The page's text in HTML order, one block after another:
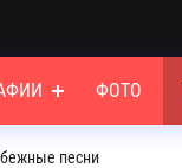
ФОТО
песни